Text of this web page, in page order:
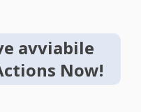
avviabile
Now!